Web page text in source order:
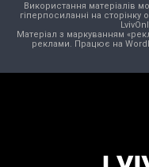
Використання матеріалів
гіперпосиланні на сторінку
Матеріал з маркуванням
реклами. Працює на